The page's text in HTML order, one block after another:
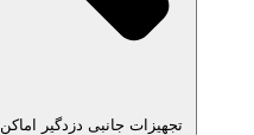
تجهیزات جانبی دزدگیر اماکن